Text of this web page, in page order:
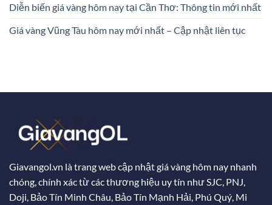
Diễn biến giá vàng hôm nay tại Cần Thơ: Thông tin mới nhất
Giá vàng Vũng Tàu hôm nay mới nhất – Cập nhật liên tục
Giavangol.vn là trang web cập nhật giá vàng hôm nay nhanh
chóng, chính xác từ các thương hiệu uy tín như SJC, PNJ,
Doji, Bảo Tín Minh Châu, Bảo Tín Mạnh Hải, Phú Quý, Mi